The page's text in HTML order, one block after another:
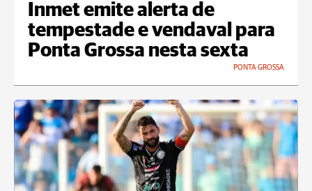
Inmet emite alerta de
tempestade e vendaval para
Ponta Grossa nesta sexta
PONTA GROSSA